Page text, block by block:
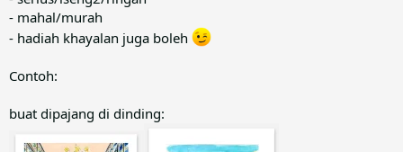
- mahal/murah
- hadiah khayalan juga boleh
Contoh:
buat dipajang di dinding: